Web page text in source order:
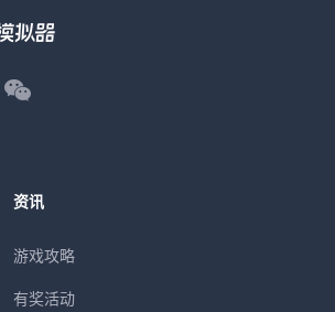
资讯
游戏攻略
有奖活动